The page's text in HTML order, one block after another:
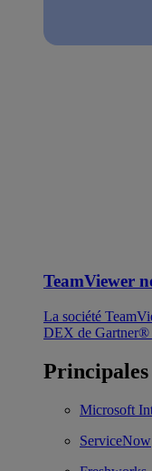
TeamViewer
La société
DEX de
Microsoft
ServiceNow